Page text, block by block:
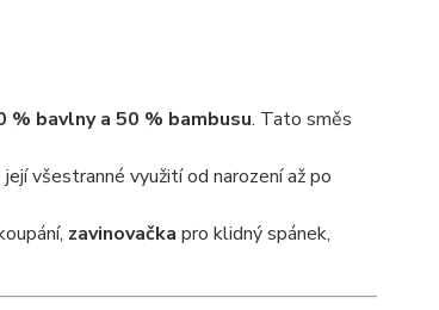
% bavlny a 50 % bambusu. Tato směs
její všestranné využití od narození až po
zavinovačka pro klidný spánek,